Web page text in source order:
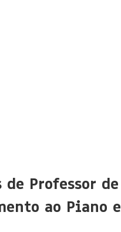
Professor de
ao Piano e